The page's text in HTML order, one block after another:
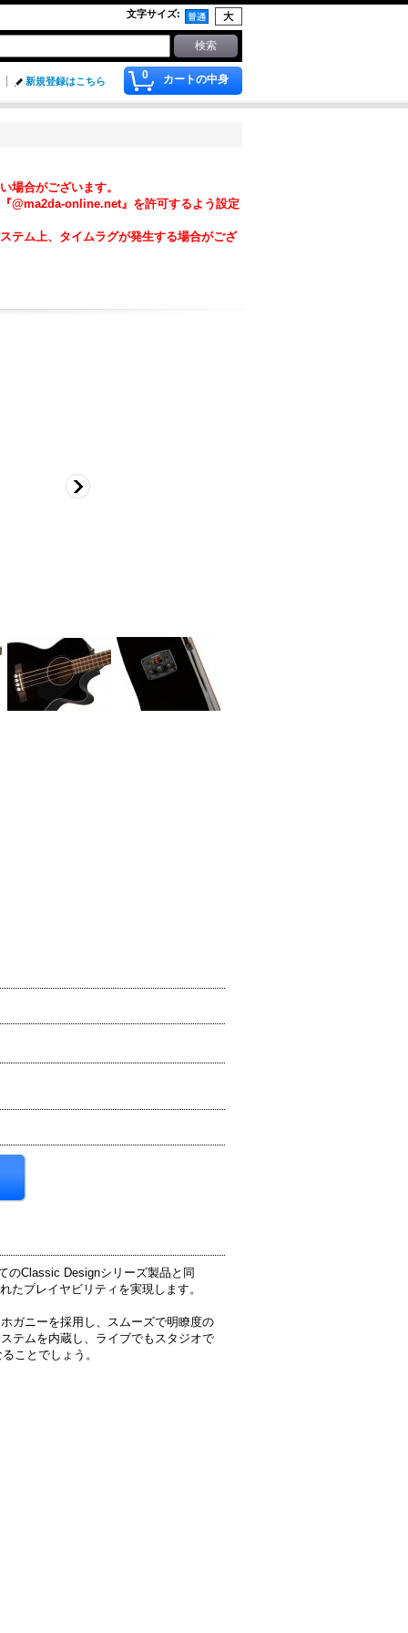
文字サイズ:
0 カートの中身
新規登録はこちら
場合がございます。
@ma2da-online.net』を許可するよう設定
テム上、タイムラグが発生する場合がござ
のClassic Designシリーズ製品と同
たプレイヤビリティを実現します。
ガニーを採用し、スムーズで明瞭度の
テムを内蔵し、ライブでもスタジオで
ことでしょう。